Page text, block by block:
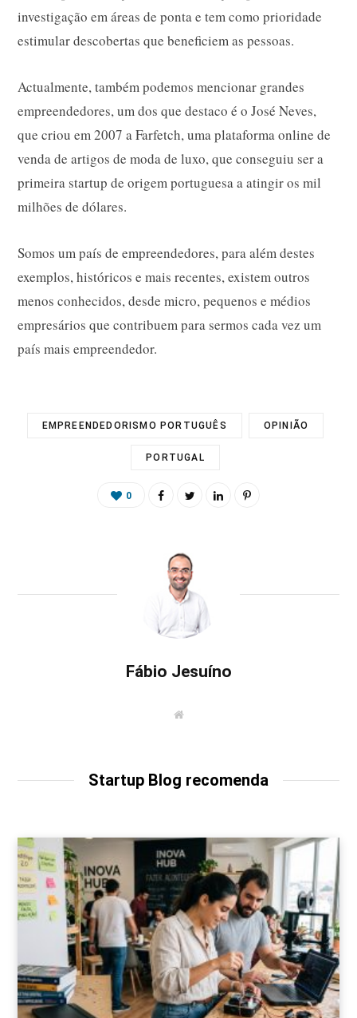
investigação em áreas de ponta e tem como prioridade
estimular descobertas que beneficiem as pessoas.
Actualmente, também podemos mencionar grandes
empreendedores, um dos que destaco é o José Neves,
que criou em 2007 a Farfetch, uma plataforma online de
venda de artigos de moda de luxo, que conseguiu ser a
primeira startup de origem portuguesa a atingir os mil
milhões de dólares.
Somos um país de empreendedores, para além destes
exemplos, históricos e mais recentes, existem outros
menos conhecidos, desde micro, pequenos e médios
empresários que contribuem para sermos cada vez um
país mais empreendedor.
EMPREENDEDORISMO PORTUGUÊS OPINIÃO
PORTUGAL
0
Fábio Jesuíno
W
Startup Blog recomenda